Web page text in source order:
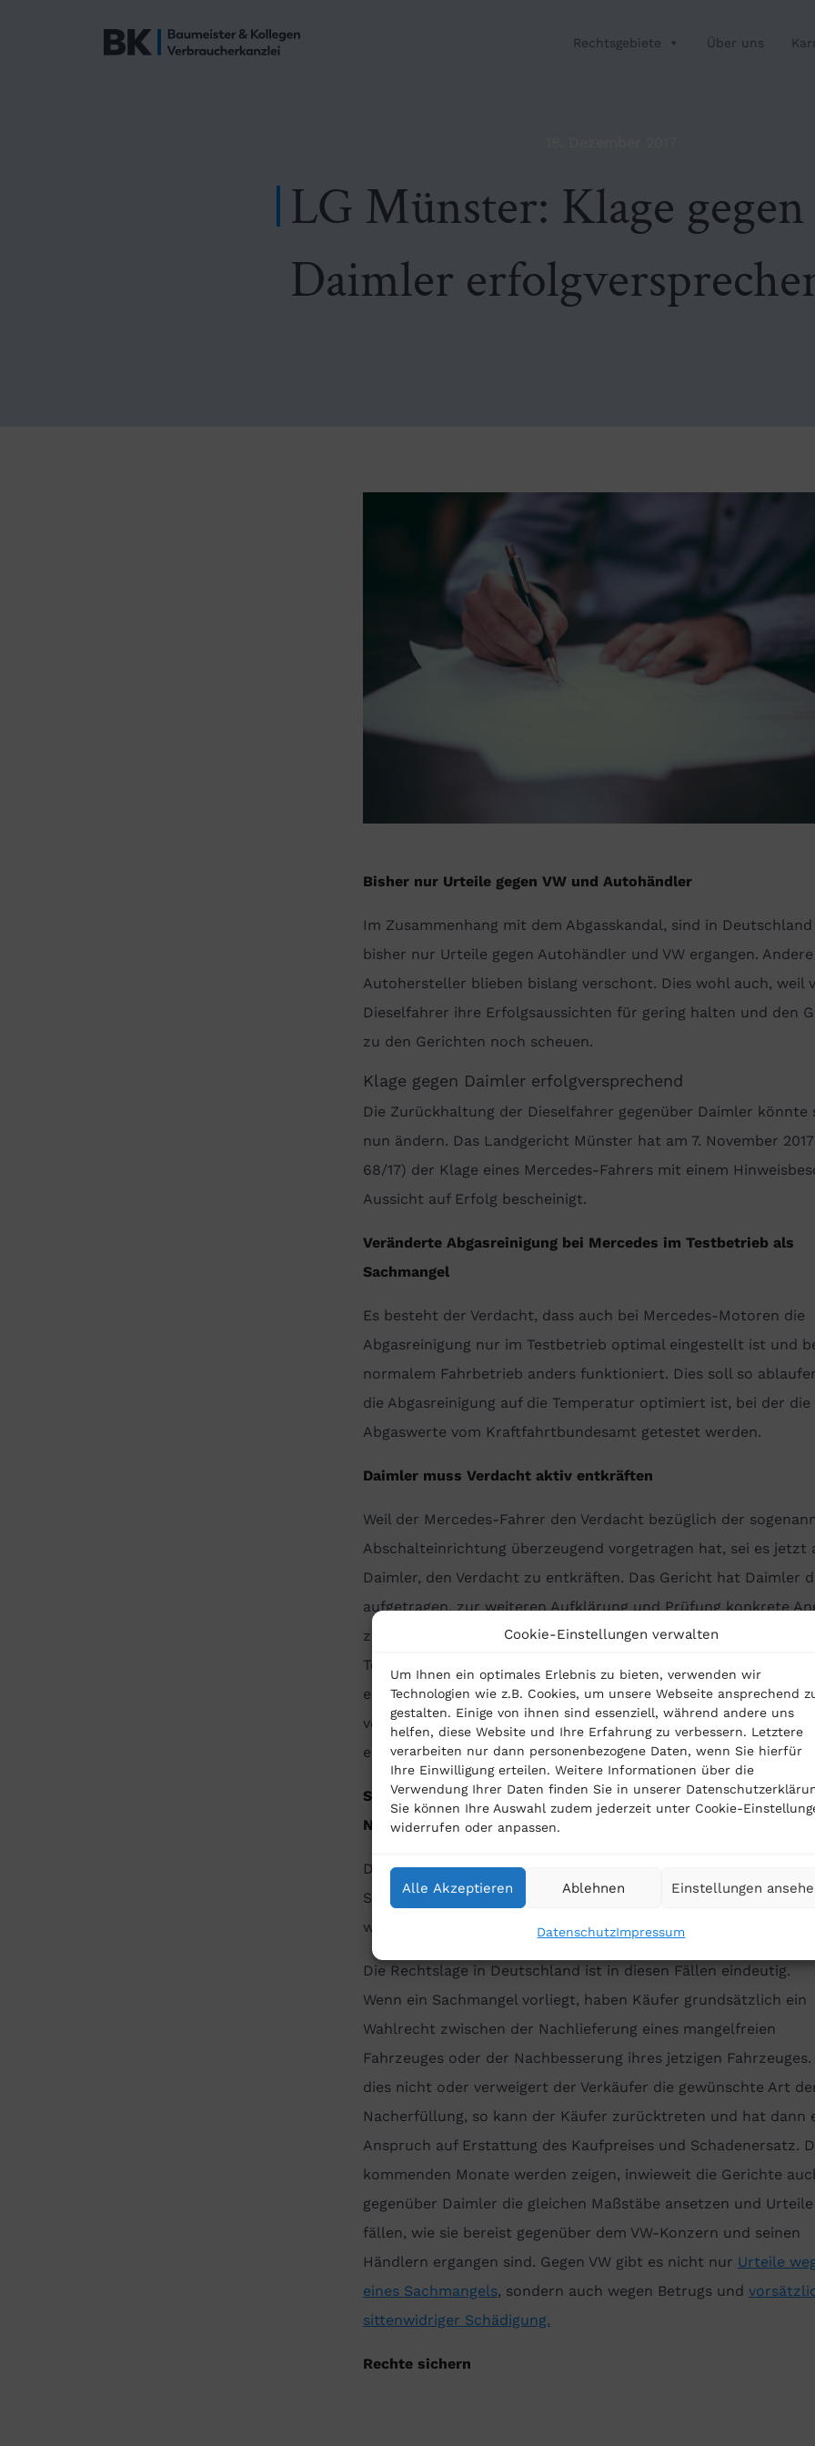
Cookie-Einstellungen verwalten
Um Ihnen ein optimales Erlebnis zu bieten, verwenden wir
Technologien wie z.B. Cookies, um unsere Webseite ansprechend
gestalten. Einige von ihnen sind essenziell, während andere uns
helfen, diese Website und Ihre Erfahrung zu verbessern. Letztere
verarbeiten nur dann personenbezogene Daten, wenn Sie hierfür
Ihre Einwilligung erteilen. Weitere Informationen über die
Verwendung Ihrer Daten finden Sie in unserer
Sie können Ihre Auswahl zudem jederzeit unter Cookie-
widerrufen oder anpassen.
Alle Akzeptieren Ablehnen Einstellungen
DatenschutzImpressum
Rechtsgebiete Über uns
LG Münster: Klage gegen
Daimler
Bisher nur Urteile gegen VW und Autohändler
Im Zusammenhang mit dem Abgasskandal, sind in Deutschland
bisher nur Urteile gegen Autohändler und VW ergangen. Andere
Autohersteller blieben bislang verschont. Dies wohl auch, weil
Dieselfahrer ihre Erfolgsaussichten für gering halten und den
zu den Gerichten noch scheuen.
Klage gegen Daimler erfolgversprechend
Die Zurückhaltung der Dieselfahrer gegenüber Daimler könnte
nun ändern. Das Landgericht Münster hat am 7. November
68/17) der Klage eines Mercedes-Fahrers mit einem
Aussicht auf Erfolg bescheinigt.
Veränderte Abgasreinigung bei Mercedes im Testbetrieb als
Sachmangel
Es besteht der Verdacht, dass auch bei Mercedes-Motoren die
Abgasreinigung nur im Testbetrieb optimal eingestellt ist und
normalem Fahrbetrieb anders funktioniert. Dies soll so
die Abgasreinigung auf die Temperatur optimiert ist, bei der die
Abgaswerte vom Kraftfahrtbundesamt getestet werden.
Daimler muss Verdacht aktiv entkräften
Weil der Mercedes-Fahrer den Verdacht bezüglich der
Abschalteinrichtung überzeugend vorgetragen hat, sei es jetzt
Daimler, den Verdacht zu entkräften. Das Gericht hat Daimler
aufgetragen, zur weiteren Aufklärung und Prüfung konkrete
zu machen, wie die Abgasreinigung bei unterschiedlichen
Temperaturen funktioniert. Es reiche nicht aus, dass Daimler
eigene Tests berufe, so das Gericht. Daimler solle diese Tests
vorlegen. Nur dann könne das Gericht sie nachvollziehen und
erforderlich durch Sachverständige überprüfen lassen.
Sachmangel führt zu Anspruch auf Schadensersatz oder
Neulieferung eines Mercedes
Das Gericht stellt klar, dass das Mercedes Fahrzeug einen
Sachmangel habe, wenn der Verdacht gegen Daimler nicht
wird.
Die Rechtslage in Deutschland ist in diesen Fällen eindeutig.
Wenn ein Sachmangel vorliegt, haben Käufer grundsätzlich ein
Wahlrecht zwischen der Nachlieferung eines mangelfreien
Fahrzeuges oder der Nachbesserung ihres jetzigen Fahrzeuges.
dies nicht oder verweigert der Verkäufer die gewünschte Art
Nacherfüllung, so kann der Käufer zurücktreten und hat dann
Anspruch auf Erstattung des Kaufpreises und Schadenersatz.
kommenden Monate werden zeigen, inwieweit die Gerichte
gegenüber Daimler die gleichen Maßstäbe ansetzen und Urteile
fällen, wie sie bereist gegenüber dem VW-Konzern und seinen
Händlern ergangen sind. Gegen VW gibt es nicht nur Urteile
eines Sachmangels, sondern auch wegen Betrugs und
sittenwidriger Schädigung.
Rechte sichern